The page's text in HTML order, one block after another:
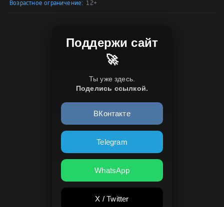
Возрастное ограничение: 12+
Поддержи сайт
🚀
Ты уже здесь.
Поделись ссылкой.
ВКонтакте
Telegram
WhatsApp
X / Twitter